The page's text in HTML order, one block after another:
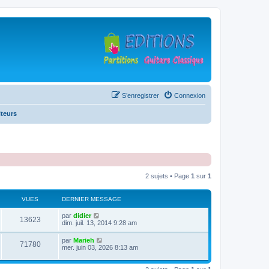
Connexion
S’enregistrer
2 sujets • Page 1 sur 1
VUES DERNIER MESSAGE
13623V
u
s
D
e
i
e
m
par didier
dim. juil. 13, 2014 9:28 am
71780V
u
D
e
n
par Marieh
mer. juin 03, 2026 8:13 am